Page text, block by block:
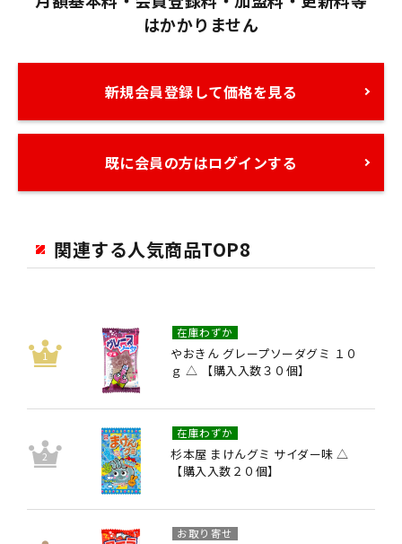
はかかりません
新規会員登録して価格を見る
既に会員の方はログインする
関連する人気商品TOP8
やおきん グレープソーダグミ １０
ｇ △ 【購入入数３０個】
在庫わずか
杉本屋 まけんグミ サイダー味 △
【購入入数２０個】
在庫わずか
お取り寄せ